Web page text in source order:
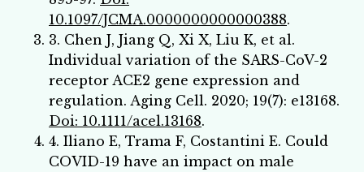
10.1097/JCMA.0000000000000388.
3. Chen J, Jiang Q, Xi X, Liu K, et al.
Individual variation of the SARS-CoV-2
receptor ACE2 gene expression and
regulation. Aging Cell. 2020; 19(7): e13168.
Doi: 10.1111/acel.13168.
4. Iliano E, Trama F, Costantini E. Could
COVID-19 have an impact on male